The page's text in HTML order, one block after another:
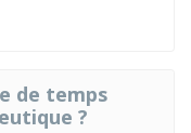
de temps
?